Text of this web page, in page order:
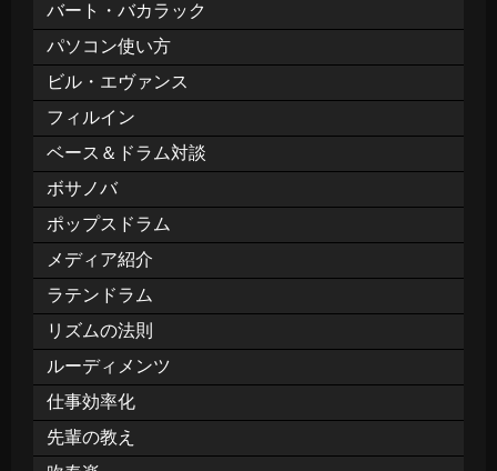
バート・バカラック
パソコン使い方
ビル・エヴァンス
フィルイン
ベース＆ドラム対談
ボサノバ
ポップスドラム
メディア紹介
ラテンドラム
リズムの法則
ルーディメンツ
仕事効率化
先輩の教え